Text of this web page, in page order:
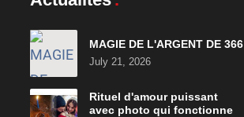
MAGIE DE L'ARGENT DE 366
July 21, 2026
Rituel d'amour puissant
avec photo qui fonctionne